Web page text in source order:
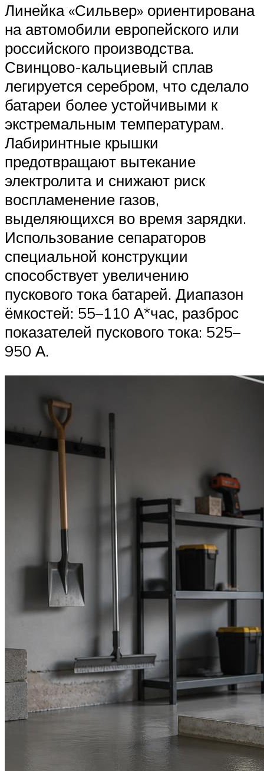
Линейка «Сильвер» ориентирована
на автомобили европейского или
российского производства.
Свинцово-кальциевый сплав
легируется серебром, что сделало
батареи более устойчивыми к
экстремальным температурам.
Лабиринтные крышки
предотвращают вытекание
электролита и снижают риск
воспламенение газов,
выделяющихся во время зарядки.
Использование сепараторов
специальной конструкции
способствует увеличению
пускового тока батарей. Диапазон
ёмкостей: 55–110 А*час, разброс
показателей пускового тока: 525–
950 А.